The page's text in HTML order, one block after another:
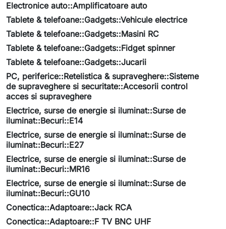
Electronice auto::Amplificatoare auto
Tablete & telefoane::Gadgets::Vehicule electrice
Tablete & telefoane::Gadgets::Masini RC
Tablete & telefoane::Gadgets::Fidget spinner
Tablete & telefoane::Gadgets::Jucarii
PC, periferice::Retelistica & supraveghere::Sisteme
de supraveghere si securitate::Accesorii control
acces si supraveghere
Electrice, surse de energie si iluminat::Surse de
iluminat::Becuri::E14
Electrice, surse de energie si iluminat::Surse de
iluminat::Becuri::E27
Electrice, surse de energie si iluminat::Surse de
iluminat::Becuri::MR16
Electrice, surse de energie si iluminat::Surse de
iluminat::Becuri::GU10
Conectica::Adaptoare::Jack RCA
Conectica::Adaptoare::F TV BNC UHF